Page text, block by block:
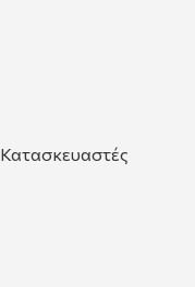
Κατασκευαστές